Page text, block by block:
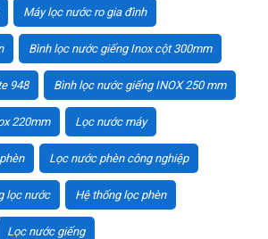
Máy lọc nước ro gia đình
Bình lọc nước giếng Inox cột 300mm
948 Bình lọc nước giếng INOX 250 mm
220mm Lọc nước máy
Lọc nước phèn công nghiệp
lọc nước Hệ thống lọc phèn
Lọc nước giếng